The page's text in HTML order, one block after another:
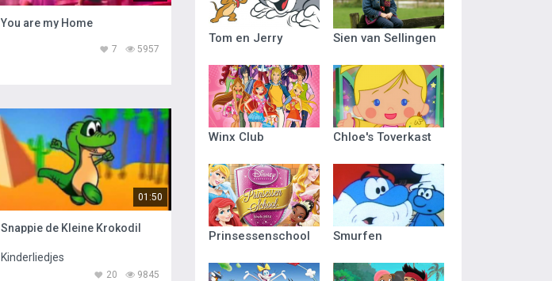
You are my Home
5957
7
01:50
Snappie de Kleine Krokodil
Kinderliedjes
9845
20
Tom en Jerry Sien van Sellingen
Winx Club Chloe's Toverkast
Prinsessenschool Smurfen